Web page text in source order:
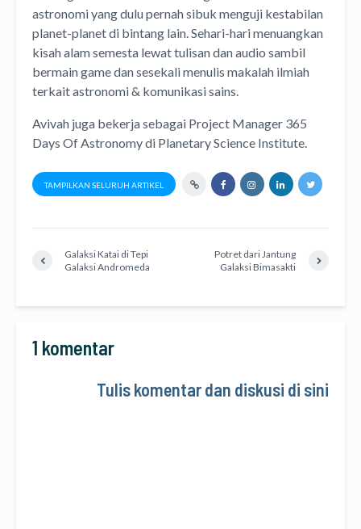
astronomiyang dulu pernah sibuk menguji kestabilan
planet-planet di bintang lain. Sehari-hari menuangkan
kisah alam semesta lewattulisandanaudio sambil
bermain game dan sesekali menulis makalah ilmiah
terkait astronomi & komunikasi sains.
Avivah juga bekerja sebagai Project Manager 365
Days Of Astronomydi Planetary Science Institute.
TAMPILKAN SELURUH ARTIKEL
Galaksi Katai di Tepi
Galaksi Andromeda
Potret dari Jantung
Galaksi Bimasakti
1 komentar
Tulis komentar dan diskusi di sini